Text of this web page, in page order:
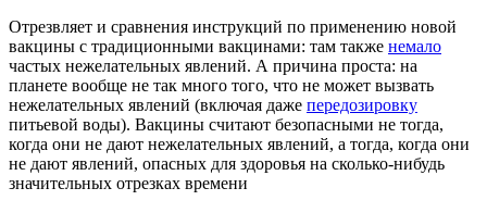
Отрезвляет и сравнения инструкций по применению новой
вакцины с традиционными вакцинами: там также немало
частых нежелательных явлений. А причина проста: на
планете вообще не так много того, что не может вызвать
нежелательных явлений (включая даже передозировку
питьевой воды). Вакцины считают безопасными не тогда,
когда они не дают нежелательных явлений, а тогда, когда они
не дают явлений, опасных для здоровья на сколько-нибудь
значительных отрезках времени